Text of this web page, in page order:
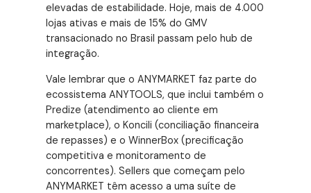
elevadas de estabilidade. Hoje, mais de 4.000
lojas ativas e mais de 15% do GMV
transacionado no Brasil passam pelo hub de
integração.
Vale lembrar que o ANYMARKET faz parte do
ecossistema ANYTOOLS, que inclui também o
Predize (atendimento ao cliente em
marketplace), o Koncili (conciliação financeira
de repasses) e o WinnerBox (precificação
competitiva e monitoramento de
concorrentes). Sellers que começam pelo
ANYMARKET têm acesso a uma suíte de